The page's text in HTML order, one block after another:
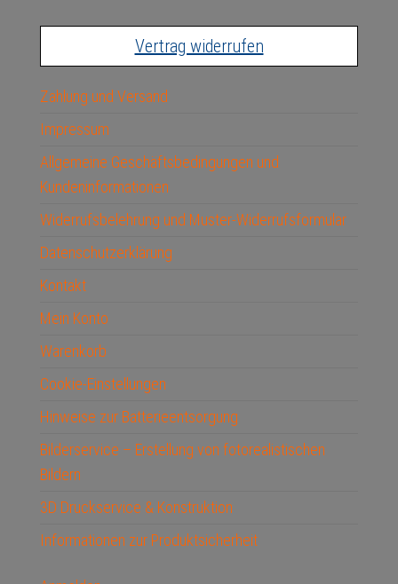
Vertrag widerrufen
Zahlung und Versand
Impressum
Allgemeine Geschäftsbedingungen und
Kundeninformationen
Widerrufsbelehrung und Muster-Widerrufsformular
Datenschutzerklärung
Kontakt
Mein Konto
Warenkorb
Cookie-Einstellungen
Hinweise zur Batterieentsorgung
Bilderservice – Erstellung von fotorealistischen
Bildern
3D Druckservice & Konstruktion
Informationen zur Produktsicherheit